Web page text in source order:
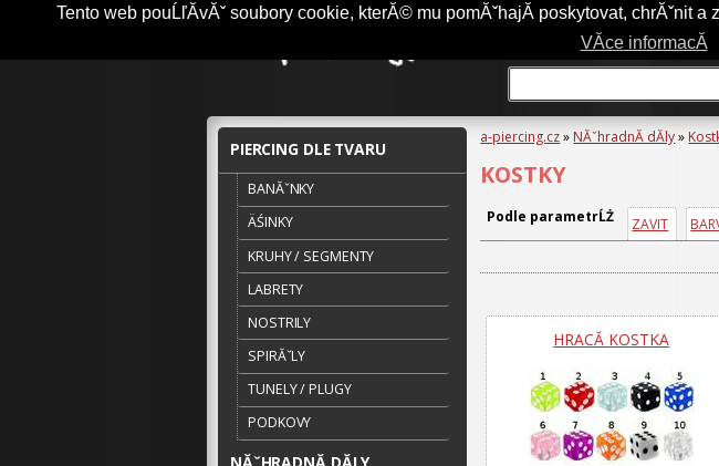
Tento web pouĹľĂ­vĂˇ soubory cookie, kterĂ© mu pomĂˇhajĂ­ poskytovat, chrĂˇnit
VĂ­ce informacĂ­
a-piercing.cz» NĂˇhradnĂ­ dĂ­ly»
KOSTKY
Podle parametrĹŻ ZAVIT
HRACĂ­ KOSTKA
PIERCING DLE TVARU
BANĂˇNKY
ÄŚINKY
KRUHY / SEGMENTY
LABRETY
NOSTRILY
SPIRĂˇLY
TUNELY / PLUGY
PODKOVY
A-PIERCING.CZ